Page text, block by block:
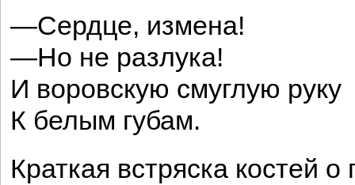
—Сердце, измена!
—Но не разлука!
И воровскую смуглую руку
К белым губам.
Краткая встряска костей о